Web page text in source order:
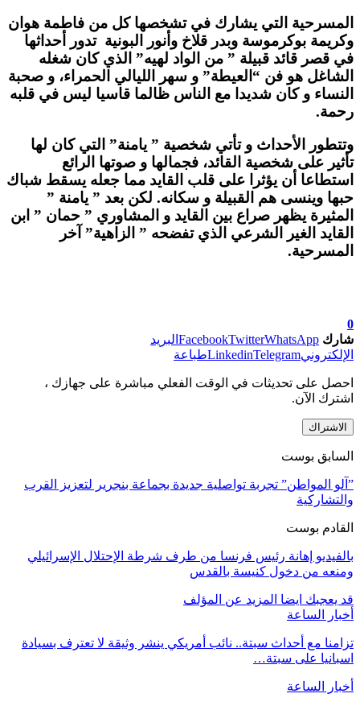
المسرحية التي يشارك في تشخصها كل من فاطمة هوان
وكريمة بوكرموسة وبدر قلاخ وأنور البونية تدور أحداثها
في قصر قائد قبيلة ” من الواد لهيه” الذي كان شغله
الشاغل هو فن “العيطة” و سهر الليالي الحمراء، و صحبة
النساء و كان شديدا مع الناس ظالما قاسيا ليس في قلبه
رحمة.
وتتطور الأحداث و تأتي شخصية ” يامنة” التي كان لها
تأثير على شخصية القائد، فجمالها و صوتها الرائع
استطاعا أن يؤثرا على قلب القايد مما جعله يسقط شباك
حبها وينسى هم القبيلة و سكانه. لكن بعد ” يامنة ”
المثيرة يظهر صراع بين القايد و المشاوري ” حمان ” ابن
القايد الغير الشرعي الذي تفضحه ” الزاهية” آخر
المسرحية.
0
شارك
FacebookTwitterWhatsApp
البريد
الإلكتروني
LinkedinTelegram طباعة
احصل على تحديثات في الوقت الفعلي مباشرة على جهازك ،
اشترك الآن.
الاشتراك
السابق بوست
”آلو المواطن” تجربة تواصلية جديدة بجماعة بنجرير لتعزيز القرب
والتشاركية
القادم بوست
بالفيديو إهانة رئيس فرنسا من طرف شرطة الإحتلال الإسرائيلي
ومنعه من دخول كنيسة بالقدس
قد يعجبك ايضا المزيد عن المؤلف
أخبار الساعة
تزامنا مع أحداث سبتة.. نائب أمريكي ينشر وثيقة لا تعترف بسيادة
اسبانيا على سبتة…
أخبار الساعة